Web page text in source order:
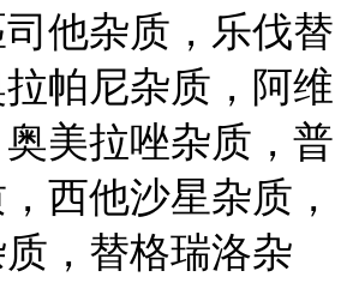
他杂质，乐伐替
帕尼杂质，阿维
美拉唑杂质，普
西他沙星杂质，
，替格瑞洛杂